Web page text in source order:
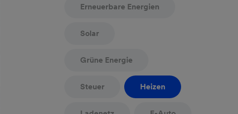
Erneuerbare Energien
Solar
Grüne Energie
Steuer Heizen